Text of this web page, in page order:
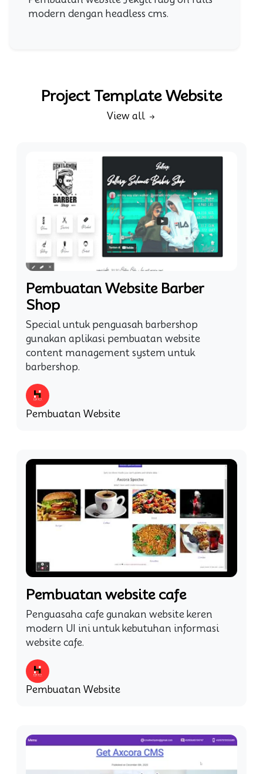
modern dengan headless cms.
Project Template Website
View all
Pembuatan Website Barber
Shop
Special untuk penguasah barbershop
gunakan aplikasi pembuatan website
content management system untuk
barbershop.
Pembuatan Website
Pembuatan website cafe
Penguasaha cafe gunakan website keren
modern UI ini untuk kebutuhan informasi
website cafe.
Pembuatan Website